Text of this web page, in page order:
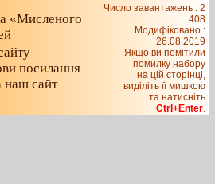
«Мисленого
посилання
наш сайт
Число завантажень : 2
408
Модифіковано :
26.08.2019
Якщо ви помітили
помилку набору
на цiй сторiнцi,
видiлiть її мишкою
та натисніть
Ctrl+Enter.